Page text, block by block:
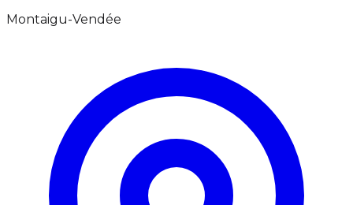
Montaigu-Vendée